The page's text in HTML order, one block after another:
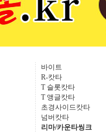
바이트
R-캇타
T 슬롯캇타
T 앵글캇타
초경사이드캇타
넘버캇타
리마/카운타씽크